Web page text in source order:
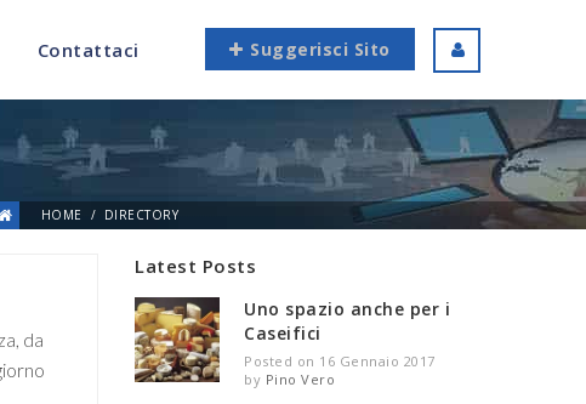
Contattaci Suggerisci Sito
HOME DIRECTORY
da
Latest Posts
Uno spazio anche per i
Caseifici
Posted on 16 Gennaio 2017
by Pino Vero